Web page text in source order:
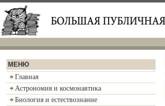
МЕНЮ
Главная
Астрономия и космонавтика
Биология и естествознание